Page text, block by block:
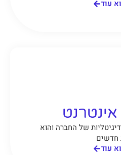
עוד
של החברה והוא
חדשים
עוד